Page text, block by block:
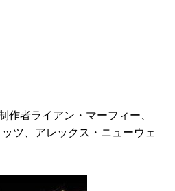
作者ライアン・マーフィー、
ツ、アレックス・ニューウェ